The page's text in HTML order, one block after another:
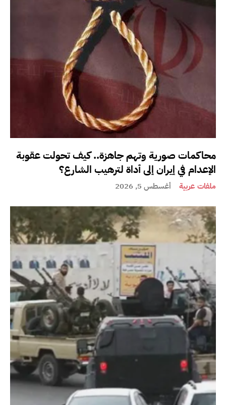
محاكمات صورية وتهم جاهزة.. كيف تحولت عقوبة
الإعدام في إيران إلى أداة لترهيب الشارع؟
ملفات عربية أغسطس 5, 2026